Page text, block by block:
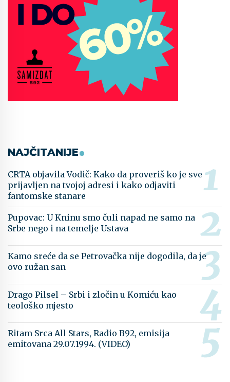
NAJČITANIJE
CRTA objavila Vodič: Kako da proveriš ko je sve
prijavljen na tvojoj adresi i kako odjaviti
fantomske stanare
Pupovac: U Kninu smo čuli napad ne samo na
Srbe nego i na temelje Ustava
Kamo sreće da se Petrovačka nije dogodila, da je
ovo ružan san
Drago Pilsel – Srbi i zločin u Komiću kao
teološko mjesto
Ritam Srca All Stars, Radio B92, emisija
emitovana 29.07.1994. (VIDEO)